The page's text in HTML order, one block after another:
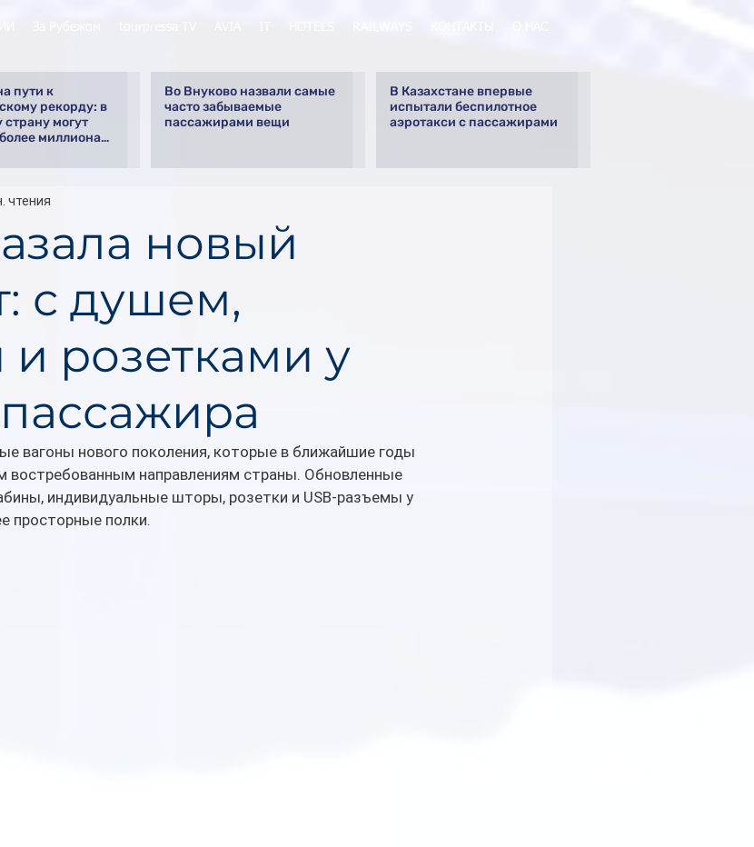
пути к
рекорду: в
страну могут
миллиона
Во Внуково назвали самые
часто забываемые
пассажирами вещи
В Казахстане впервые
испытали беспилотное
аэротакси с пассажирами
новый
с душем,
розетками у
чтения
вагоны нового поколения, которые в ближайшие годы
востребованным направлениям страны. Обновленные
индивидуальные шторы, розетки и USB-разъемы у
просторные полки.